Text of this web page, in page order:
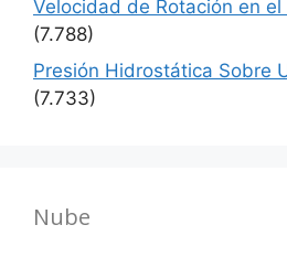
Velocidad de Rotación en el
(7.788)
Presión Hidrostática Sobre
(7.733)
Nube